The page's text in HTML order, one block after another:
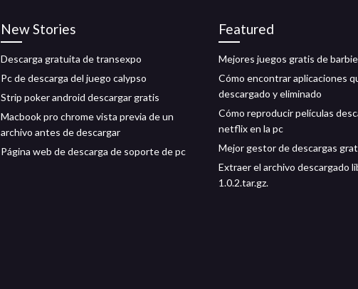
New Stories
Descarga gratuita de transexpo
Pc de descarga del juego calypso
Strip poker android descargar gratis
Macbook pro chrome vista previa de un
archivo antes de descargar
Página web de descarga de soporte de pc
Featured
Mejores juegos gratis de
Cómo encontrar aplicaciones
descargado y eliminado
Cómo reproducir películas
netflix en la pc
Mejor gestor de descargas
Extraer el archivo descargado
1.0.2.tar.gz.